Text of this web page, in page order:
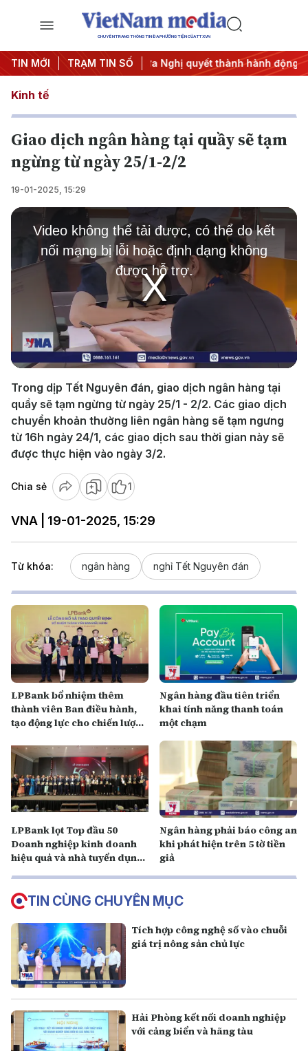
CHUYÊN TRANG THÔNG TIN ĐA PHƯƠNG TIỆN CỦA TTXVN
TIN MỚI TRẠM TIN SỐ
#APEC 2027 #Đưa Nghị quyết thành hành động #Chiến
Kinh tế
Giao dịch ngân hàng tại quầy sẽ tạm
ngừng từ ngày 25/1-2/2
19-01-2025, 15:29
Play
Video
This
window.
Video không thể tải được, có thể do kết
nối mạng bị lỗi hoặc định dạng không
được hỗ trợ.
Trong dịp Tết Nguyên đán, giao dịch ngân hàng tại
quầy sẽ tạm ngừng từ ngày 25/1 - 2/2. Các giao dịch
chuyển khoản thường liên ngân hàng sẽ tạm ngưng
từ 16h ngày 24/1, các giao dịch sau thời gian này sẽ
được thực hiện vào ngày 3/2.
Chia sẻ 1
VNA | 19-01-2025, 15:29
Từ khóa: ngân hàng nghỉ Tết Nguyên đán
LPBank bổ nhiệm thêm
thành viên Ban điều hành,
tạo động lực cho chiến lược
hành xuất sắc
Ngân hàng đầu tiên triển
khai tính năng thanh toán
một chạm
LPBank lọt Top đầu 50
Doanh nghiệp kinh doanh
hiệu quả và nhà tuyển dụng
Ngân hàng phải báo công an
khi phát hiện trên 5 tờ tiền
giả
TIN CÙNG CHUYÊN MỤC
Tích hợp công nghệ số vào chuỗi
giá trị nông sản chủ lực
Hải Phòng kết nối doanh nghiệp
với cảng biển và hãng tàu